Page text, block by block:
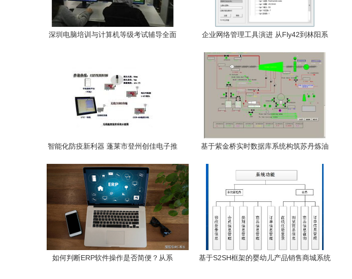
深圳电脑培训与计算机等级考试辅导全面
企业网络管理工具演进 从Fly42到林阳系
智能化防疫新利器 蓬莱市登州创佳电子推
基于紫金桥实时数据库系统构筑苏丹炼油
如何判断ERP软件操作是否简便？从系
基于S2SH框架的婴幼儿产品销售商城系统